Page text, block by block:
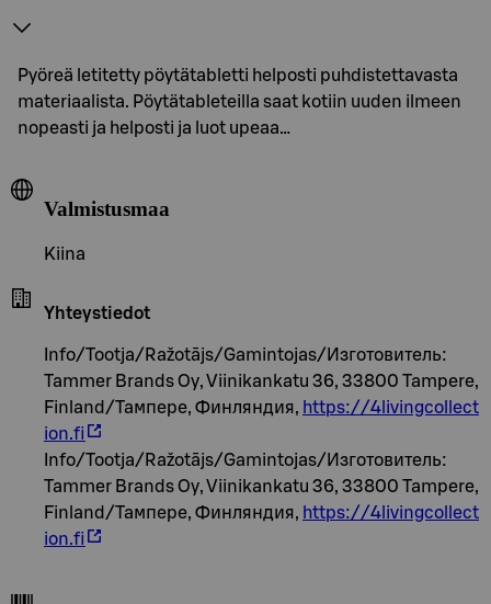
Pyöreä letitetty pöytätabletti helposti puhdistettavasta
materiaalista. Pöytätableteilla saat kotiin uuden ilmeen
nopeasti ja helposti ja luot upeaa…
Valmistusmaa
Kiina
Yhteystiedot
Info/Tootja/Ražotājs/Gamintojas/Изготовитель:
Tammer Brands Oy, Viinikankatu 36, 33800 Tampere,
Finland/Тампере, Финляндия, https://4livingcollect
ion.fi
Info/Tootja/Ražotājs/Gamintojas/Изготовитель:
Tammer Brands Oy, Viinikankatu 36, 33800 Tampere,
Finland/Тампере, Финляндия, https://4livingcollect
ion.fi